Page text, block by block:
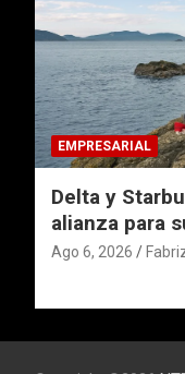
EMPRESARIAL
Delta y
alianza para
Ago 6, 2026